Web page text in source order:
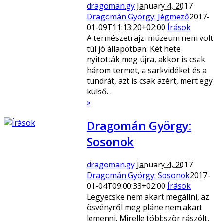
dragoman.gy January 4, 2017
Dragomán György: Jégmező2017-
01-09T11:13:20+02:00 Írások
A természetrajzi múzeum nem volt
túl jó állapotban. Két hete
nyitották meg újra, akkor is csak
három termet, a sarkvidéket és a
tundrát, azt is csak azért, mert egy
külső…
»
Dragomán György:
Sosonok
dragoman.gy January 4, 2017
Dragomán György: Sosonok2017-
01-04T09:00:33+02:00 Írások
Legyecske nem akart megállni, az
ösvényről meg pláne nem akart
lemenni. Mirelle többször rászólt,